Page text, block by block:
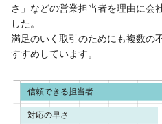
さ」などの営業担当者を理由に会
した。
満足のいく取引のためにも複数の
すすめしています。